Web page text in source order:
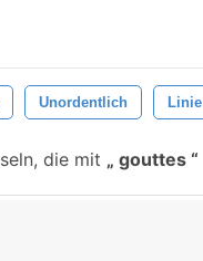
Unordentlich Linie
die mit gouttes